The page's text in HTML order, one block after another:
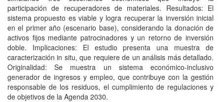
participación de recuperadores de materiales. Resultados: El
sistema propuesto es viable y logra recuperar la inversión inicial
en el primer año (escenario base), considerando la donación de
activos fijos mediante patrocinadores y un retorno de inversión
doble. Implicaciones: El estudio presenta una muestra de
caracterización in situ, que requiere de un análisis más detallado.
Originalidad: Se muestra un sistema económico-inclusivo
generador de ingresos y empleo, que contribuye con la gestión
responsable de los residuos, el cumplimiento de regulaciones y
de objetivos de la Agenda 2030.